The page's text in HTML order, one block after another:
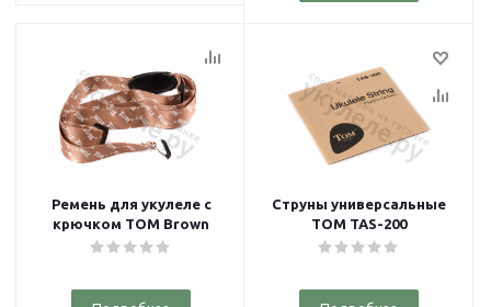
Ремень для укулеле с
крючком TOM Brown
Струны универсальные
TOM TAS-200